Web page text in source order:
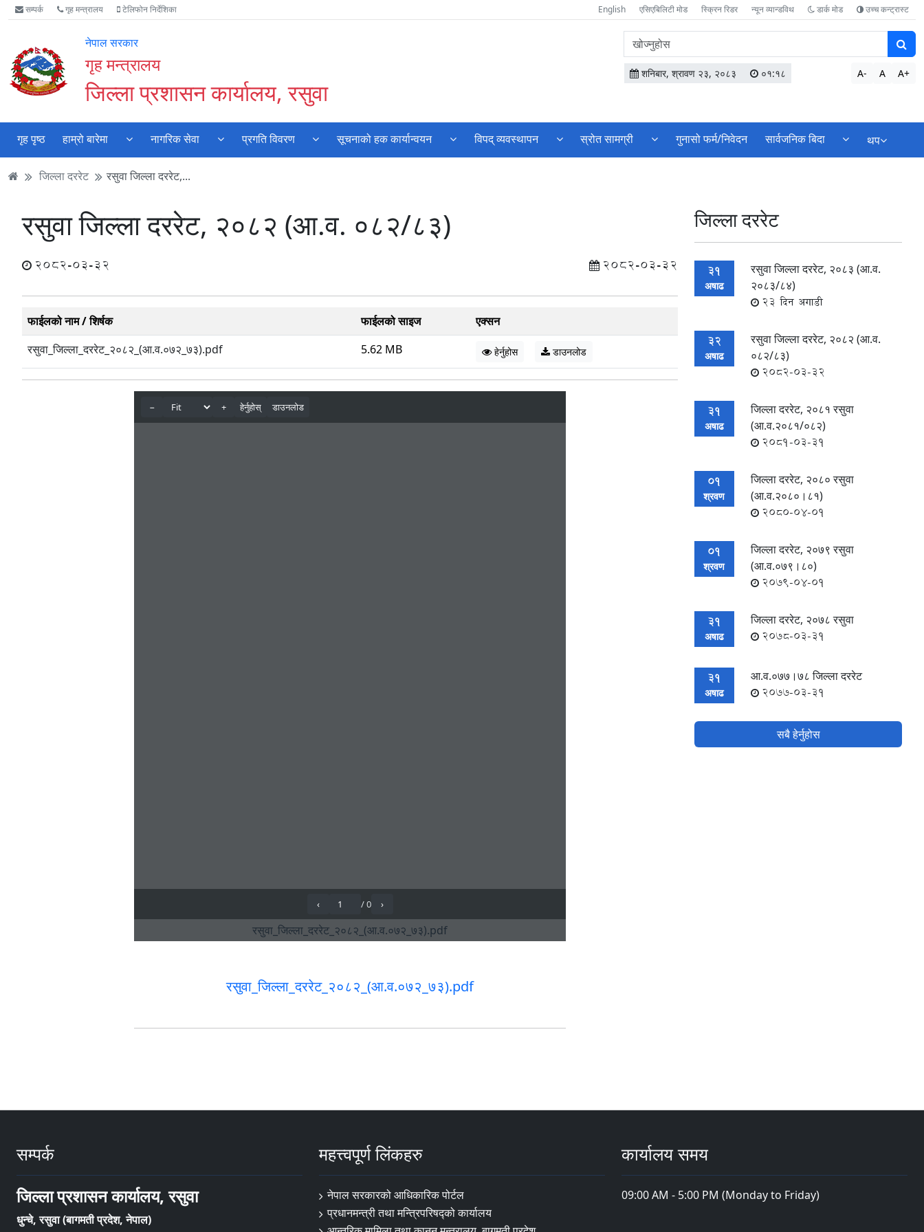
Accessibility
Mode
गर्नुहोस्
मुख्य
सामाग्री
मुख्य
नेभिगेसन
वेबसाइट
खोजमा
सम्पर्क गृह मन्त्रालय टेलिफोन निर्देशिका English एसिएबिलिटी मोड स्क्रिन रिडर न्यून व्यान्डविथ डार्क मोड उच्च कन्ट्रास्ट
नेपाल सरकार
गृह मन्त्रालय
जिल्ला प्रशासन कार्यालय, रसुवा
वेबसाइटमा
सामग्री
खोज्नुहोस
शनिबार, श्रावण २३, २०८३ ०१:१८ A- A A+
गृह पृष्ठ हाम्रो बारेमा नागरिक सेवा प्रगति विवरण सूचनाको हक कार्यान्वयन विपद् व्यवस्थापन स्रोत सामग्री गुनासो फर्म/निवेदन सार्वजनिक बिदा थप
जिल्ला दररेट रसुवा जिल्ला दररेट,...
रसुवा जिल्ला दररेट, २०८२ (आ.व. ०८२/८३)
2082-03-32 2082-03-32
फाईलको नाम / शिर्षक फाईलको साइज
एक्सन
रसुवा_जिल्ला_दररेट_२०८२_(आ.व.०७२_७३).pdf
5.62 MB हेर्नुहोस डाउनलोड
रसुवा_जिल्ला_दररेट_२०८२_(आ.व.०७२_७३).pdf
जिल्ला दररेट
31
अषाढ
रसुवा जिल्ला दररेट, २०८३ (आ.व.
२०८३/८४)
23 दिन अगाडी
32
अषाढ
रसुवा जिल्ला दररेट, २०८२ (आ.व.
०८२/८३)
2082-03-32
31
अषाढ
जिल्ला दररेट, २०८१ रसुवा
(आ.व.२०८१/०८२)
2081-03-31
01
श्रवण
जिल्ला दररेट, २०८० रसुवा
(आ.व.२०८०।८१)
2080-04-01
01
श्रवण
जिल्ला दररेट, २०७९ रसुवा
(आ.व.०७९।८०)
2079-04-01
31
अषाढ
जिल्ला दररेट, २०७८ रसुवा
2078-03-31
31
अषाढ
आ.व.०७७।७८ जिल्ला दररेट
2077-03-31
सबै हेर्नुहोस
सम्पर्क
जिल्ला प्रशासन कार्यालय, रसुवा
धुन्चे, रसुवा (बागमती प्रदेश, नेपाल)
महत्त्वपूर्ण लिंकहरु
नेपाल सरकारको आधिकारिक पोर्टल
प्रधानमन्त्री तथा मन्त्रिपरिषद्‍को कार्यालय
कार्यालय समय
09:00 AM - 5:00 PM (Monday to Friday)